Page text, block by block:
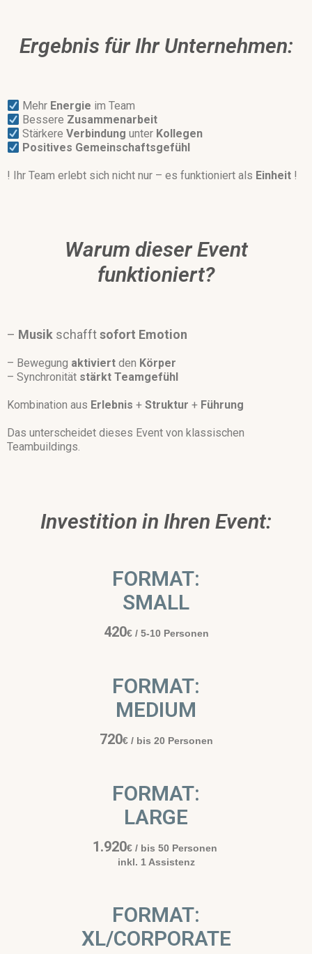
Ergebnis für Ihr Unternehmen:
Mehr Energie im Team
Bessere Zusammenarbeit
StärkereVerbindung unter Kollegen
Positives Gemeinschaftsgefühl
! Ihr Team erlebt sich nicht nur – es funktioniert als Einheit !
Warum dieser Event
funktioniert?
– Musik schafftsofort Emotion
– Bewegung aktiviert den Körper
– Synchronität stärkt Teamgefühl
Kombination aus Erlebnis + Struktur + Führung
Das unterscheidet dieses Event von klassischen
Teambuildings.
Investition in Ihren Event:
FORMAT:
SMALL
420€/ 5-10 Personen
FORMAT:
MEDIUM
720€/ bis 20 Personen
FORMAT:
LARGE
1.920€/ bis 50 Personen
inkl. 1 Assistenz
FORMAT:
XL/CORPORATE